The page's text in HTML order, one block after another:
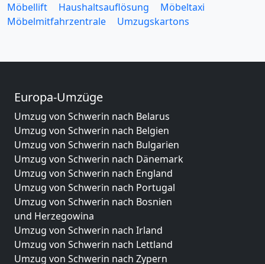
Möbellift
Haushaltsauflösung
Möbeltaxi
Möbelmitfahrzentrale
Umzugskartons
Europa-Umzüge
Umzug von Schwerin nach Belarus
Umzug von Schwerin nach Belgien
Umzug von Schwerin nach Bulgarien
Umzug von Schwerin nach Dänemark
Umzug von Schwerin nach England
Umzug von Schwerin nach Portugal
Umzug von Schwerin nach Bosnien
und Herzegowina
Umzug von Schwerin nach Irland
Umzug von Schwerin nach Lettland
Umzug von Schwerin nach Zypern